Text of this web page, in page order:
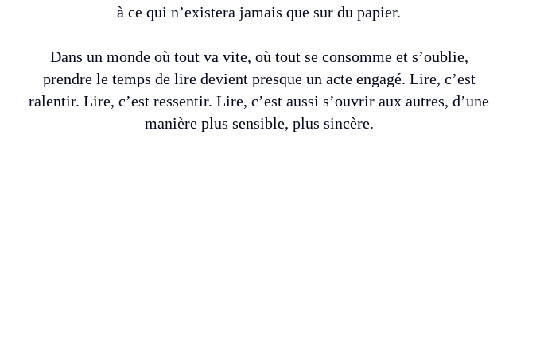
à ce qui n’existera jamais que sur du papier.
Dans un monde où tout va vite, où tout se consomme et s’oublie,
prendre le temps de lire devient presque un acte engagé. Lire, c’est
ralentir. Lire, c’est ressentir. Lire, c’est aussi s’ouvrir aux autres, d’une
manière plus sensible, plus sincère.